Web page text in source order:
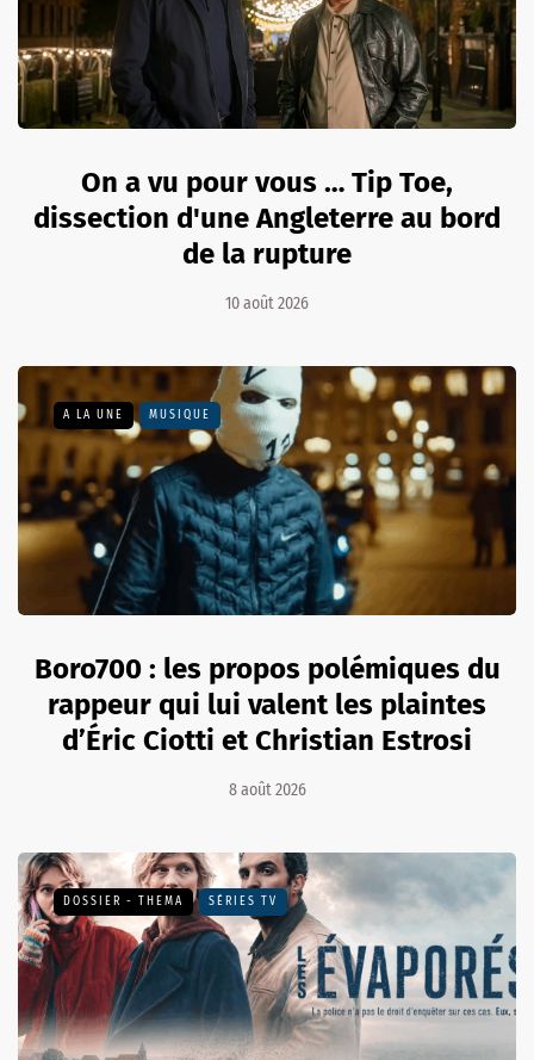
On a vu pour vous … Tip Toe,
dissection d'une Angleterre au bord
de la rupture
10 août 2026
A LA UNE MUSIQUE
Boro700 : les propos polémiques du
rappeur qui lui valent les plaintes
d’Éric Ciotti et Christian Estrosi
8 août 2026
DOSSIER - THEMA SÉRIES TV